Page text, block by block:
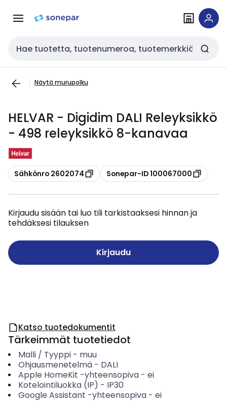
navigointiinsisältöön
Haku
Näytä murupolku
HELVAR - Digidim DALI Releyksikkö
- 498 releyksikkö 8-kanavaa
Kopioi
Sähkönro 2602074 Kopioi
Sonepar-ID 100067000
Kirjaudu sisään tai luo tili tarkistaaksesi hinnan ja
tehdäksesi tilauksen
Kirjaudu
Katso tuotedokumentit
Tärkeimmät tuotetiedot
Malli / Tyyppi- muu
Ohjausmenetelmä- DALI
Apple HomeKit -yhteensopiva- ei
Kotelointiluokka (IP) - IP30
Google Assistant -yhteensopiva- ei